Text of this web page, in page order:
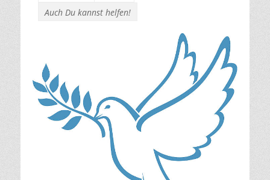
Auch Du kannst helfen!